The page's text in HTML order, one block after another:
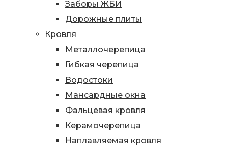
Заборы ЖБИ
Дорожные плиты
Кровля
Металлочерепица
Гибкая черепица
Водостоки
Мансардные окна
Фальцевая кровля
Керамочерепица
Наплавляемая кровля